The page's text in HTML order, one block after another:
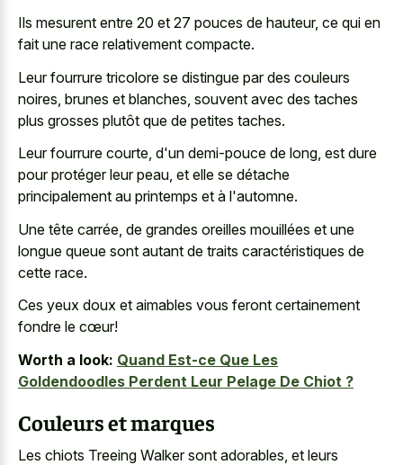
Ils mesurent entre 20 et 27 pouces de hauteur, ce qui en
fait une race relativement compacte.
Leur fourrure tricolore se distingue par des couleurs
noires, brunes et blanches, souvent avec des taches
plus grosses plutôt que de petites taches.
Leur fourrure courte, d'un demi-pouce de long, est dure
pour protéger leur peau, et elle se détache
principalement au printemps et à l'automne.
Une tête carrée, de grandes oreilles mouillées et une
longue queue sont autant de traits caractéristiques de
cette race.
Ces yeux doux et aimables vous feront certainement
fondre le cœur!
Worth a look: Quand Est-ce Que Les
Goldendoodles Perdent Leur Pelage De Chiot ?
Couleurs et marques
Les chiots Treeing Walker sont adorables, et leurs